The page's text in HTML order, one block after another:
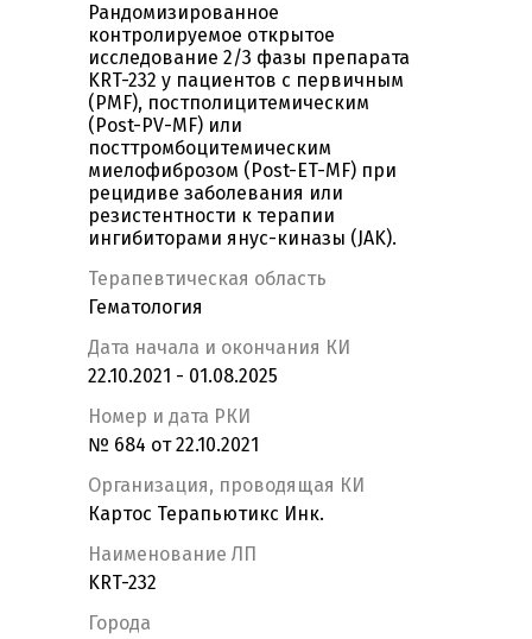
Рандомизированное
контролируемое открытое
исследование 2/3 фазы препарата
KRT-232 у пациентов с первичным
(PMF), постполицитемическим
(Post-PV-MF) или
посттромбоцитемическим
миелофиброзом (Post-ET-MF) при
рецидиве заболевания или
резистентности к терапии
ингибиторами янус-киназы (JAK).
Терапевтическая область
Гематология
Дата начала и окончания КИ
22.10.2021 - 01.08.2025
Номер и дата РКИ
№ 684 от 22.10.2021
Организация, проводящая КИ
Картос Терапьютикс Инк.
Наименование ЛП
KRT-232
Города